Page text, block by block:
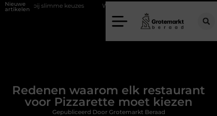
Nieuwe
artikelenkeuzes Waarom kiezen voor een rijschool in Utrecht?
Redenen waarom elk restaurant
voor Pizzarette moet kiezen
Gepubliceerd Door Grotemarkt Beraad